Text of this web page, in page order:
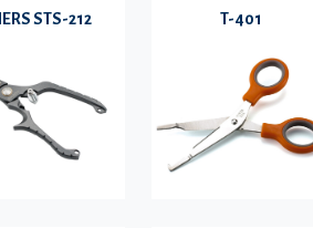
STS-212 T-401